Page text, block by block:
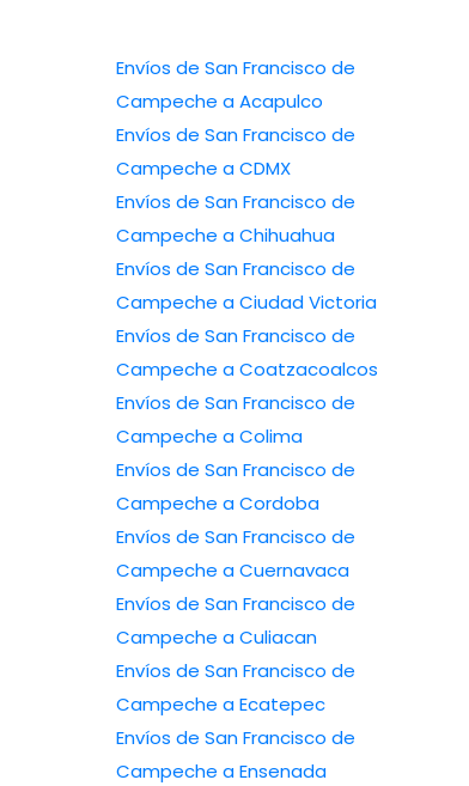
Envíos de San Francisco de
Campeche a Acapulco
Envíos de San Francisco de
Campeche a CDMX
Envíos de San Francisco de
Campeche a Chihuahua
Envíos de San Francisco de
Campeche a Ciudad Victoria
Envíos de San Francisco de
Campeche a Coatzacoalcos
Envíos de San Francisco de
Campeche a Colima
Envíos de San Francisco de
Campeche a Cordoba
Envíos de San Francisco de
Campeche a Cuernavaca
Envíos de San Francisco de
Campeche a Culiacan
Envíos de San Francisco de
Campeche a Ecatepec
Envíos de San Francisco de
Campeche a Ensenada